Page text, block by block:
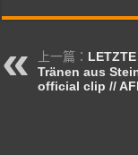
上一篇：
Tränen aus
official clip //